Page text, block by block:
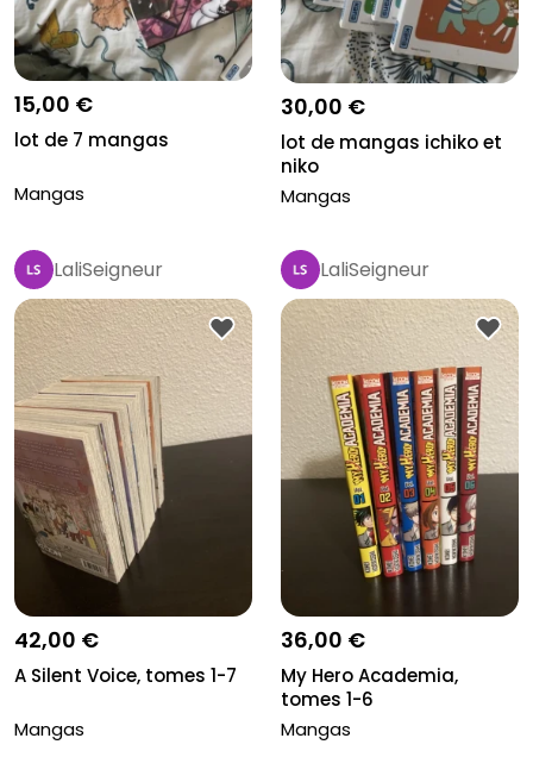
15,00 €
lot de 7 mangas
Mangas
30,00 €
lot de mangas ichiko et
niko
Mangas
LaliSeigneur
42,00 €
A Silent Voice, tomes 1-7
Mangas
LaliSeigneur
36,00 €
My Hero Academia,
tomes 1-6
Mangas